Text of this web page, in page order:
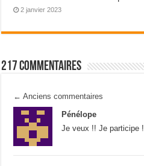
2 janvier 2023
217 Commentaires
← Anciens commentaires
Pénélope
Je veux !! Je participe !